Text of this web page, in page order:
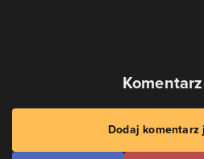
Dodaj komentarz